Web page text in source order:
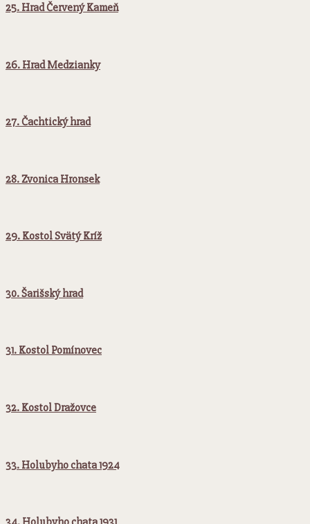
25. Hrad Červený Kameň
26. Hrad Medzianky
27. Čachtický hrad
28. Zvonica Hronsek
29. Kostol Svätý Kríž
30. Šarišský hrad
31. Kostol Pomínovec
32. Kostol Dražovce
33. Holubyho chata 1924